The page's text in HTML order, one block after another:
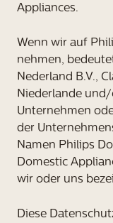
Appliances.
Wenn wir auf
nehmen,
Nederland B.V.,
Niederlande
Unternehmen
der
Namen Philips
Domestic
wir oder uns
Diese